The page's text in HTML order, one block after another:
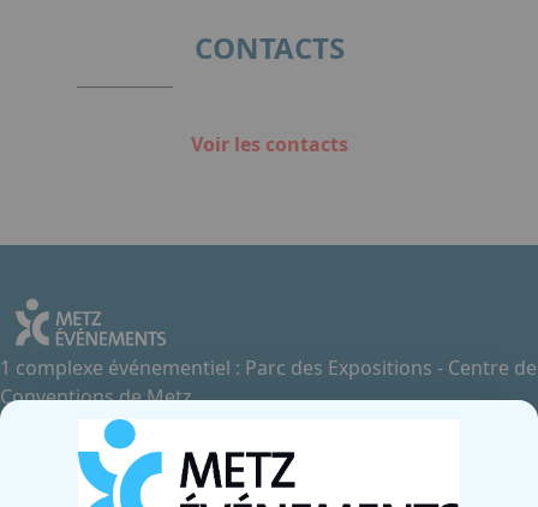
CONTACTS
Voir les contacts
1 complexe événementiel : Parc des Expositions - Centre de
Conventions de Metz
Contactez-nous
+33 3 87 55 66 00